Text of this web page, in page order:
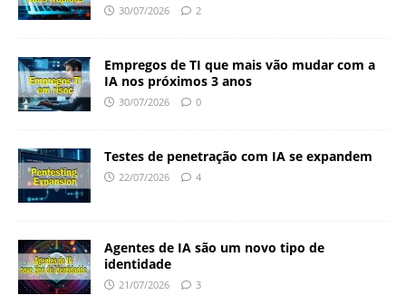
30/07/2026 2
Empregos de TI que mais vão mudar com a
IA nos próximos 3 anos
30/07/2026 0
Testes de penetração com IA se expandem
22/07/2026 4
Agentes de IA são um novo tipo de
identidade
21/07/2026 3